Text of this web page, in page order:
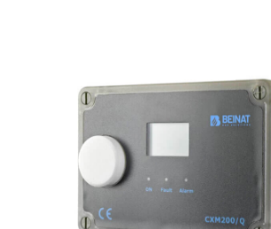
1 zona convenzionale